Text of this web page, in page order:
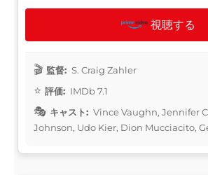
視聴する
監督: S. Craig Zahler
評価: IMDb 7.1
キャスト: Vince Vaughn, Jennifer
Johnson, Udo Kier, Dion Mucciacito,